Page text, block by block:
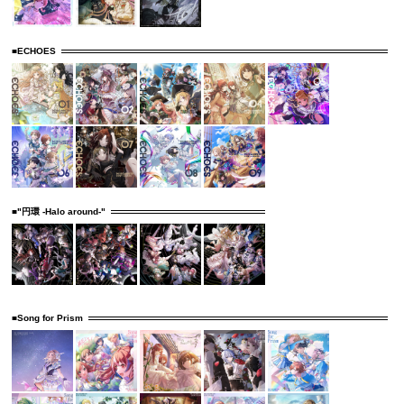
■ECHOES
■"円環 -Halo around-"
■Song for Prism